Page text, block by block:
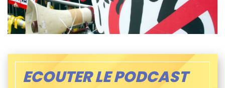
ECOUTER LE PODCAST